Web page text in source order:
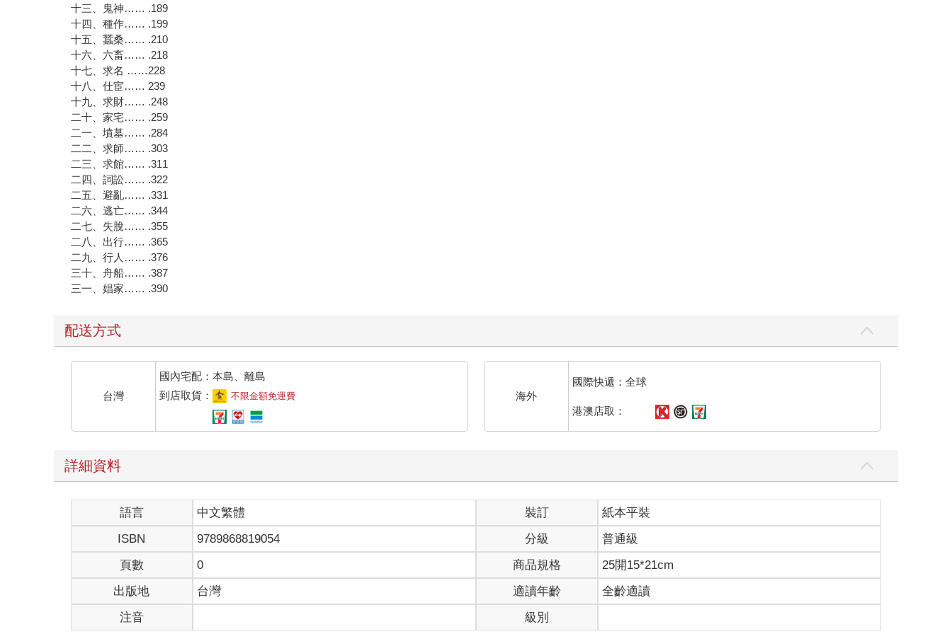
十三、鬼神…… .189
十四、種作…… .199
十五、蠶桑…… .210
十六、六畜…… .218
十七、求名 ……228
十八、仕宦…… 239
十九、求財…… .248
二十、家宅…… .259
二一、墳墓…… .284
二二、求師…… .303
二三、求館…… .311
二四、詞訟…… .322
二五、避亂…… .331
二六、逃亡…… .344
二七、失脫…… .355
二八、出行…… .365
二九、行人…… .376
三十、舟船…… .387
三一、娼家…… .390
配送方式
台灣
國內宅配：本島、離島
到店取貨：
不限金額免運費 海外
國際快遞：全球
港澳店取：
詳細資料
語言 中文繁體 裝訂
紙本平裝
ISBN
9789868819054 分級
普通級
頁數
0 商品規格
25開15*21cm
出版地
台灣 適讀年齡
全齡適讀
注音
級別